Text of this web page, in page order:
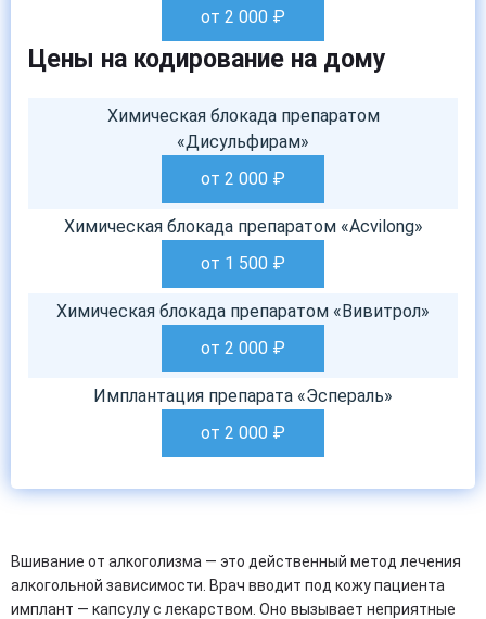
от 2 000 ₽
Цены на кодирование на дому
Химическая блокада препаратом
«Дисульфирам»
от 2 000 ₽
Химическая блокада препаратом «Acvilong»
от 1 500 ₽
Химическая блокада препаратом «Вивитрол»
от 2 000 ₽
Имплантация препарата «Эспераль»
от 2 000 ₽
Вшивание от алкоголизма — это действенный метод лечения
алкогольной зависимости. Врач вводит под кожу пациента
имплант — капсулу с лекарством. Оно вызывает неприятные